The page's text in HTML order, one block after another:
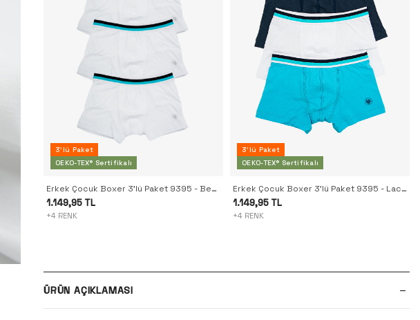
3'lü Paket
OEKO-TEX® Sertifikalı
Erkek Çocuk Boxer 3'lü Paket 9395 - Beyaz
1.149,95 TL
+4 RENK
3'lü Paket
OEKO-TEX® Sertifikalı
Erkek Çocuk Boxer 3'lü Paket 9395 - Lacivert Aqua Beyaz
1.149,95 TL
+4 RENK
ÜRÜN AÇIKLAMASI